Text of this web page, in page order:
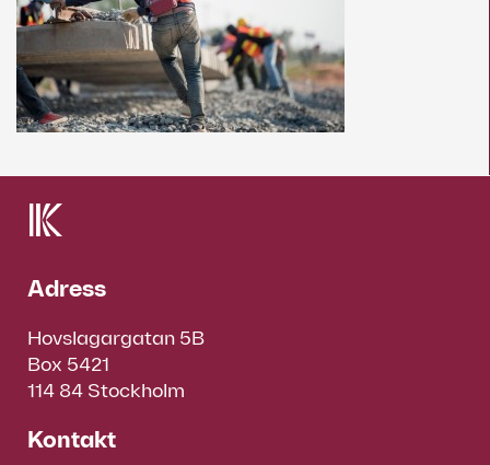
Adress
Hovslagargatan 5B
Box 5421
114 84 Stockholm
Kontakt